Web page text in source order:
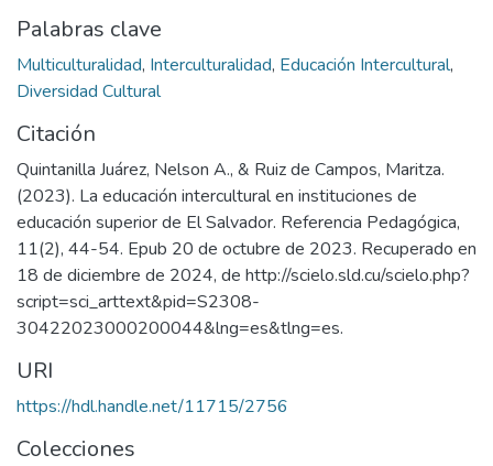
Palabras clave
Multiculturalidad, Interculturalidad, Educación Intercultural,
Diversidad Cultural
Citación
Quintanilla Juárez, Nelson A., & Ruiz de Campos, Maritza.
(2023). La educación intercultural en instituciones de
educación superior de El Salvador. Referencia Pedagógica,
11(2), 44-54. Epub 20 de octubre de 2023. Recuperado en
18 de diciembre de 2024, de http://scielo.sld.cu/scielo.php?
script=sci_arttext&pid=S2308-
30422023000200044&lng=es&tlng=es.
URI
https://hdl.handle.net/11715/2756
Colecciones